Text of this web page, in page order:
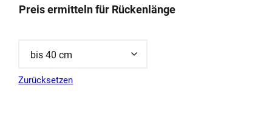
Preis ermitteln für Rückenlänge
Zurücksetzen